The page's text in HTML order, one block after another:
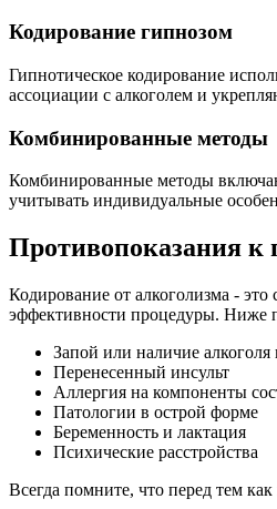
Кодирование гипнозом
Гипнотическое кодирование
ассоциации с алкоголем и
Комбинированные методы
Комбинированные методы
учитывать индивидуальные
Противопоказания к
Кодирование от алкоголизма -
эффективности процедуры. Ниже
Запой или наличие алкоголя
Перенесенный инсульт
Аллергия на компоненты
Патологии в острой форме
Беременность и лактация
Психические расстройства
Всегда помните, что перед тем